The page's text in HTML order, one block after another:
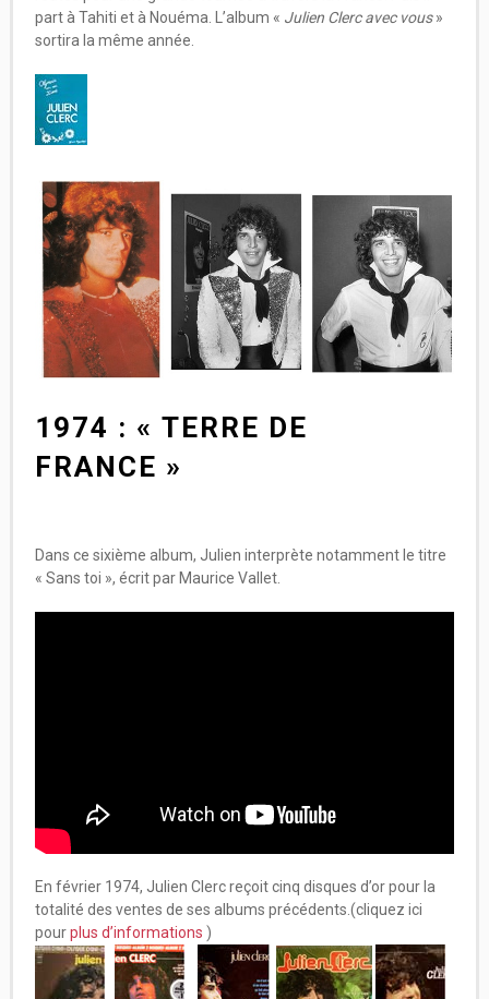
part à Tahiti et à Nouéma. L’album « Julien Clerc avec vous»
sortira la même année.
1974 : « TERRE DE
FRANCE »
Dans ce sixième album, Julien interprète notamment le titre
« Sans toi », écrit par Maurice Vallet.
En février 1974, Julien Clerc reçoit cinq disques d’or pour la
totalité des ventes de ses albums précédents.(cliquez ici
pourplus d’informations )